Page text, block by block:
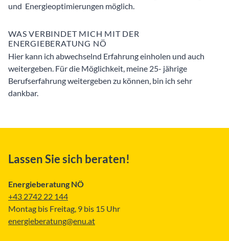
und Energieoptimierungen möglich.
WAS VERBINDET MICH MIT DER
ENERGIEBERATUNG NÖ
Hier kann ich abwechselnd Erfahrung einholen und auch
weitergeben. Für die Möglichkeit, meine 25- jährige
Berufserfahrung weitergeben zu können, bin ich sehr
dankbar.
Lassen Sie sich beraten!
Energieberatung NÖ
+43 2742 22 144
Montag bis Freitag, 9 bis 15 Uhr
energieberatung@enu.at